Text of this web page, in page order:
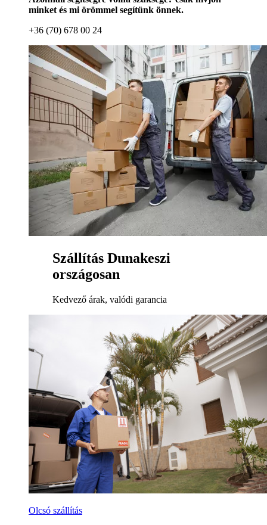
minket és mi örömmel segítünk önnek.
+36 (70) 678 00 24
Szállítás Dunakeszi
országosan
Kedvező árak, valódi garancia
Olcsó szállítás